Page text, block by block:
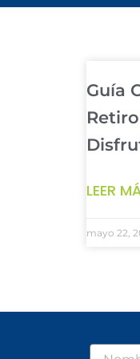
Guía
LEER
mayo 22,
Nombre